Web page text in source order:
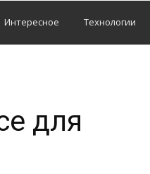
Интересное Технологии
для